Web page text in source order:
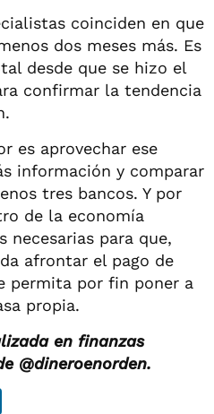
coinciden en que
dos meses más. Es
desde que se hizo el
confirmar la tendencia
es aprovechar ese
información y comparar
tres bancos. Y por
de la economía
necesarias para que,
afrontar el pago de
permita por fin poner a
propia.
en finanzas
@dineroenorden.